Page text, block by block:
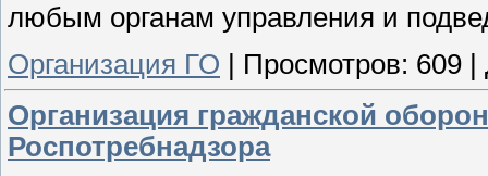
любым органам управления и
Организация ГО | Просмотров: 609 |
Организация гражданской
Роспотребнадзора